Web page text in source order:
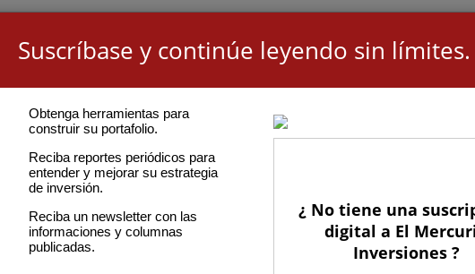
Suscríbase y continúe leyendo sin límites.
Obtenga herramientas para
construir su portafolio.
Reciba reportes periódicos para
entender y mejorar su estrategia
de inversión.
Reciba un newsletter con las
informaciones y columnas
publicadas.
¿ No tiene una
digital a El
Inversiones ?